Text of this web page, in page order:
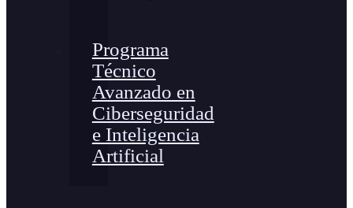
Programa
Técnico
Avanzado en
Ciberseguridad
e Inteligencia
Artificial